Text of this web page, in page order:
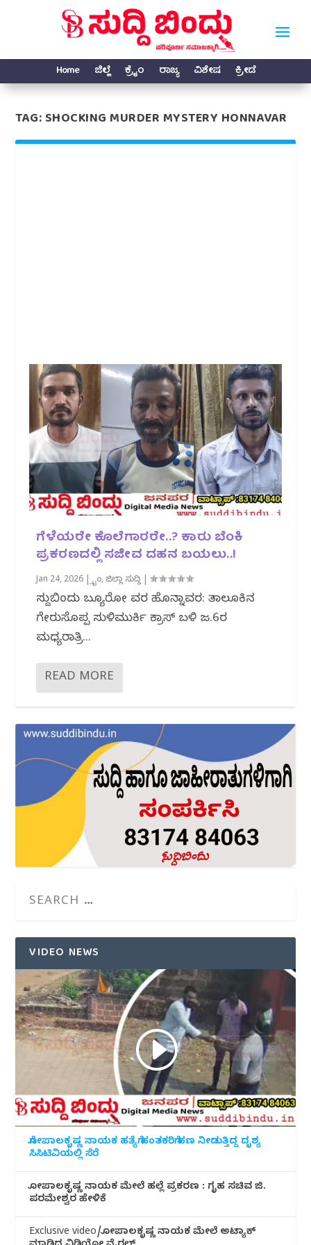
Home ಜಿಲ್ಲೆ ಕ್ರೈಂ ರಾಜ್ಯ ವಿಶೇಷ ಕ್ರೀಡೆ
TAG:SHOCKING MURDER MYSTERY HONNAVAR
ಗೆಳೆಯರೇ ಕೊಲೆಗಾರರೇ..? ಕಾರು ಬೆಂಕಿ
ಪ್ರಕರಣದಲ್ಲಿ ಸಜೀವ ದಹನ ಬಯಲು..!
Jan 24, 2026 |ಕ್ರೈಂ,ಜಿಲ್ಲಾ ಸುದ್ದಿ |
ಸುದ್ದಿಬಿಂದು ಬ್ಯೂರೋ ವರದಿ ಹೊನ್ನಾವರ: ತಾಲೂಕಿನ
ಗೇರುಸೊಪ್ಪ ಸುಳಿಮುರ್ಕಿ ಕ್ರಾಸ್ ಬಳಿ ಜ.6ರ
ಮಧ್ಯರಾತ್ರಿ...
READ MORE
VIDEO NEWS
ಗೋಪಾಲಕೃಷ್ಣ ನಾಯಕ ಹತ್ಯೆಗೆ ಹಂತಕರಿಗೆ ಹಣ ನೀಡುತ್ತಿದ್ದ ದೃಶ್ಯ
ಸಿಸಿಟಿವಿಯಲ್ಲಿ ಸೆರೆ
ಗೋಪಾಲಕೃಷ್ಣ ನಾಯಕ ಮೇಲೆ ಹಲ್ಲೆ ಪ್ರಕರಣ : ಗೃಹ ಸಚಿವ ಜಿ.
ಪರಮೇಶ್ವರ ಹೇಳಿಕೆ
Exclusive video/ಗೋಪಾಲಕೃಷ್ಣ ನಾಯಕ ಮೇಲೆ ಅಟ್ಯಾಕ್